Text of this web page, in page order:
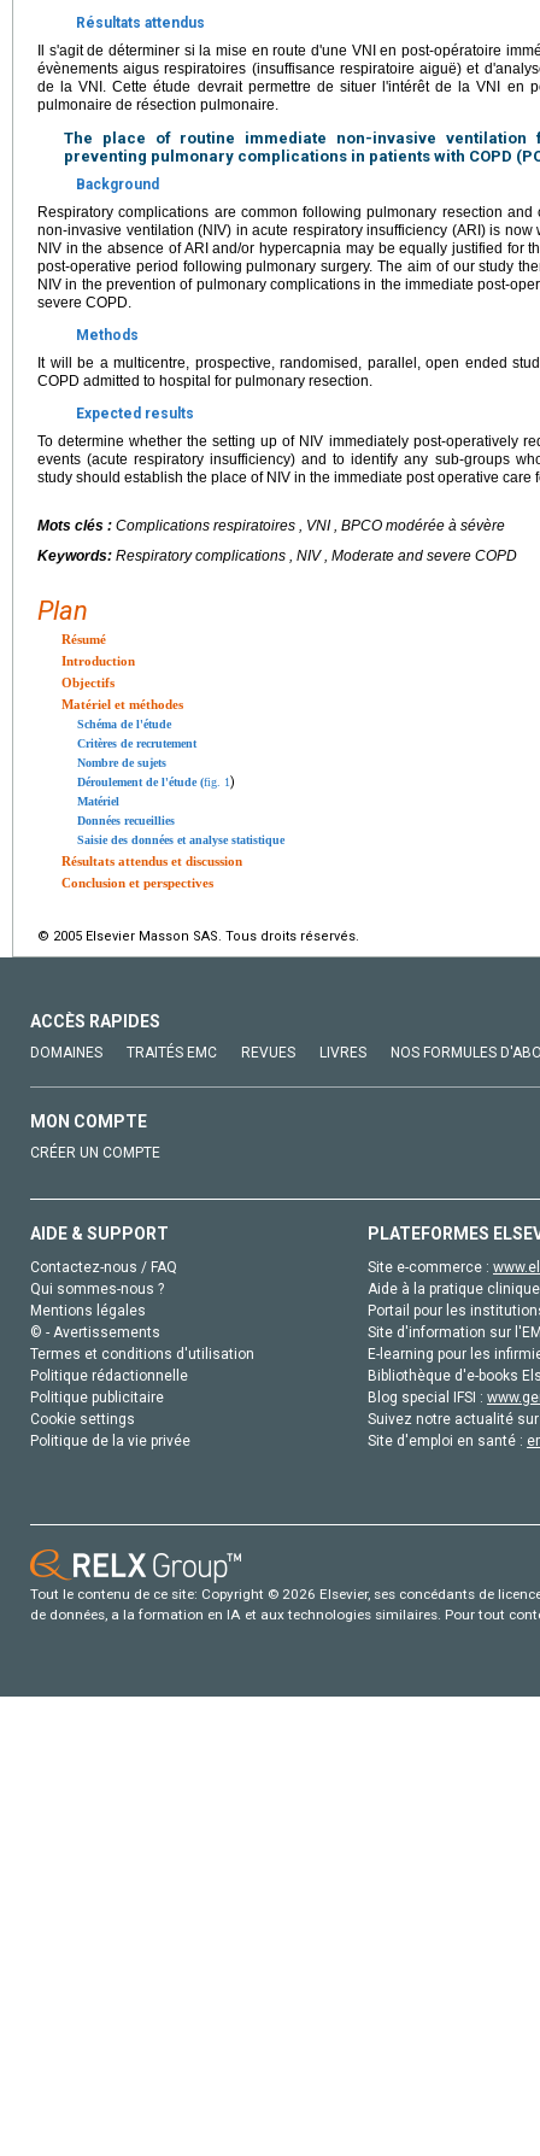
Résultats attendus
Il s'agit de déterminer si la mise en route d'une VNI en post-opératoire
évènements aigus respiratoires (insuffisance respiratoire aiguë) et
de la VNI. Cette étude devrait permettre de situer l'intérêt de la VNI en
pulmonaire de résection pulmonaire.
The place of routine immediate non-invasive ventilation
preventing pulmonary complications in patients with COPD
Background
Respiratory complications are common following pulmonary resection
non-invasive ventilation (NIV) in acute respiratory insufficiency (ARI) is
NIV in the absence of ARI and/or hypercapnia may be equally justified for
post-operative period following pulmonary surgery. The aim of our study
NIV in the prevention of pulmonary complications in the immediate post-
severe COPD.
Methods
It will be a multicentre, prospective, randomised, parallel, open ended
COPD admitted to hospital for pulmonary resection.
Expected results
To determine whether the setting up of NIV immediately post-operatively
events (acute respiratory insufficiency) and to identify any sub-groups
study should establish the place of NIV in the immediate post operative
Mots clés : Complications respiratoires , VNI , BPCO modérée à sévère
Keywords: Respiratory complications , NIV , Moderate and severe COPD
Plan
Résumé
Introduction
Objectifs
Matériel et méthodes
Schéma de l'étude
Critères de recrutement
Nombre de sujets
Déroulement de l'étude (fig. 1)
Matériel
Données recueillies
Saisie des données et analyse statistique
Résultats attendus et discussion
Conclusion et perspectives
© 2005 Elsevier Masson SAS. Tous droits réservés.
ACCÈS RAPIDES
DOMAINES TRAITÉS EMC REVUES LIVRES NOS FORMULES
MON COMPTE
CRÉER UN COMPTE
AIDE & SUPPORT
Contactez-nous / FAQ
Qui sommes-nous ?
Mentions légales
© - Avertissements
Termes et conditions d'utilisation
Politique rédactionnelle
Politique publicitaire
Cookie settings
Politique de la vie privée
PLATEFORMES
Site e-commerce :
Aide à la pratique
Portail pour les
Site d'information sur
E-learning pour les
Bibliothèque d'e-books
Blog special IFSI :
Suivez notre actualité
Site d'emploi en santé :
Tout le contenu de ce site: Copyright © 2026 Elsevier, ses concédants de
de données, a la formation en IA et aux technologies similaires. Pour tout